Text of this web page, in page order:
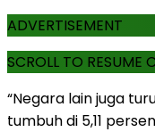
ADVERTISEMENT
SCROLL TO RESUME
“Negara lain juga
tumbuh di 5,11